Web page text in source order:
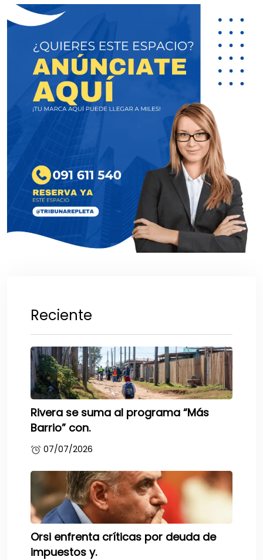
Reciente
Rivera se suma al programa “Más
Barrio” con.
07/07/2026
Orsi enfrenta críticas por deuda de
impuestos y.